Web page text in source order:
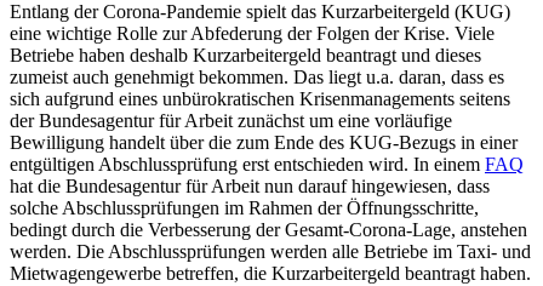
Entlang der Corona-Pandemie spielt das Kurzarbeitergeld (KUG)
eine wichtige Rolle zur Abfederung der Folgen der Krise. Viele
Betriebe haben deshalb Kurzarbeitergeld beantragt und dieses
zumeist auch genehmigt bekommen. Das liegt u.a. daran, dass es
sich aufgrund eines unbürokratischen Krisenmanagements seitens
der Bundesagentur für Arbeit zunächst um eine vorläufige
Bewilligung handelt über die zum Ende des KUG-Bezugs in einer
entgültigen Abschlussprüfung erst entschieden wird. In einem FAQ
hat die Bundesagentur für Arbeit nun darauf hingewiesen, dass
solche Abschlussprüfungen im Rahmen der Öffnungsschritte,
bedingt durch die Verbesserung der Gesamt-Corona-Lage, anstehen
werden. Die Abschlussprüfungen werden alle Betriebe im Taxi- und
Mietwagengewerbe betreffen, die Kurzarbeitergeld beantragt haben.